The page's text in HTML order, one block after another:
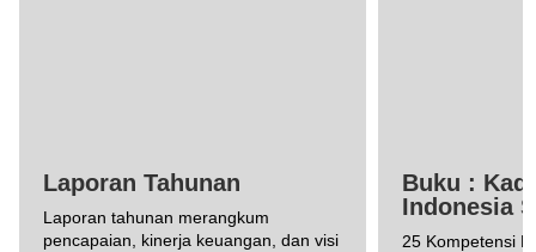
Laporan Tahunan
Laporan tahunan merangkum
pencapaian, kinerja keuangan, dan visi
Buku :
Indonesia
25 Kompetensi